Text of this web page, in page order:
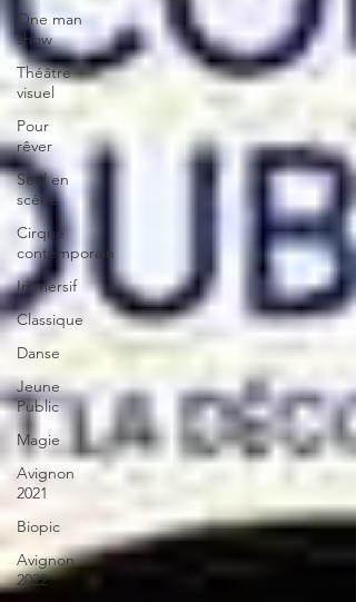
One man
show
Théâtre
visuel
Pour
rêver
Seul en
scène
Cirque
contemporain
Immersif
Classique
Danse
Jeune
Public
Magie
Avignon
2021
Biopic
Avignon
2022